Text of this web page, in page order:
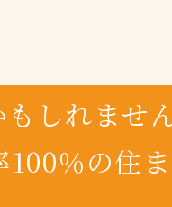
しれませ
％の住